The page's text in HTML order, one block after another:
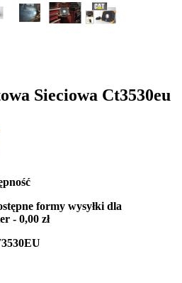
Sieciowa Ct3530eu
formy wysyłki dla
- 0,00 zł